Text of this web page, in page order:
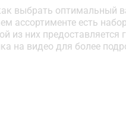
выбрать оптимальный
ассортименте есть
из них предоставляется
на видео для более